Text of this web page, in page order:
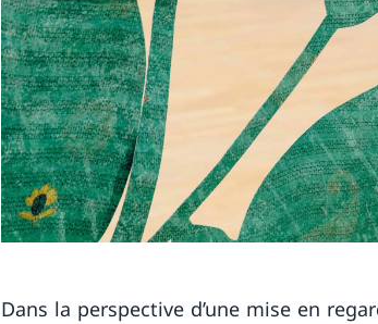
Dans la perspective d’une mise en